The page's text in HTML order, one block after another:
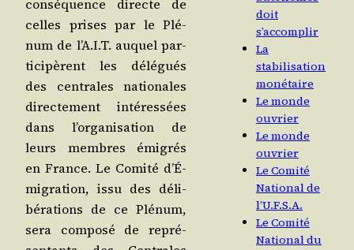
consé­quence directe de
celles prises par le Plé­
num de l’A.I.T. auquel par­
ti­ci­pèrent les délé­gués
des cen­trales natio­nales
direc­te­ment inté­res­sées
dans l’or­ga­ni­sa­tion de
leurs membres émi­grés
en France. Le Comi­té d’É­
mi­gra­tion, issu des déli­
bé­ra­tions de ce Plé­num,
sera com­po­sé de repré­
doit
s’accomplir
La
stabilisation
monétaire
Le monde
ouvrier
Le monde
ouvrier
Le Comité
National de
l’U.F.S.A.
Le Comité
National du